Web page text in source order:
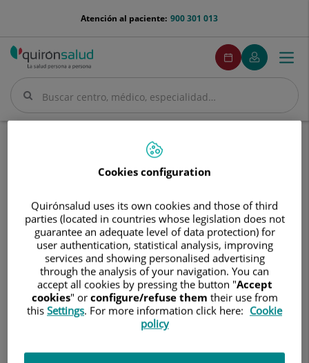
menu-
900 301 013
Atención al paciente:
Buscar
Buscar
menuPedirCita
Pedir
cita
Mi
Quirónsalud
Menú
Lorenzo Muntaner Gimbernat
Lorenzo
Muntaner
Gimbernat
LorenzoMuntaner Gimbernat
FACULTATIVO ESPECIALISTA RADIODIAGNÓSTICO
RADIODIAGNÓSTICO
Cookies configuration
Quirónsalud uses its own cookies and those of third
parties (located in countries whose legislation does not
guarantee an adequate level of data protection) for
user authentication, statistical analysis, improving
services and showing personalised advertising
through the analysis of your navigation. You can
accept all cookies by pressing the button "Accept
cookies" or configure/refuse them their use from
this Settings. For more information click here: Cookie
policy